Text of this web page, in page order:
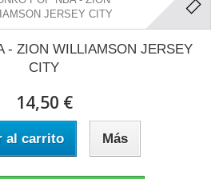
- ZION WILLIAMSON JERSEY
CITY
14,50 €
al carrito Más